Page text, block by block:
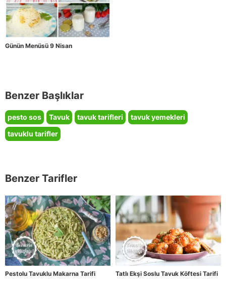
Günün Menüsü 9 Nisan
Benzer Başlıklar
pesto sos Tavuk tavuk tarifleri
tavuk yemekleri
tavuklu tarifler
Benzer Tarifler
Pestolu Tavuklu Makarna Tarifi Tatlı Ekşi Soslu Tavuk Köftesi Tarifi